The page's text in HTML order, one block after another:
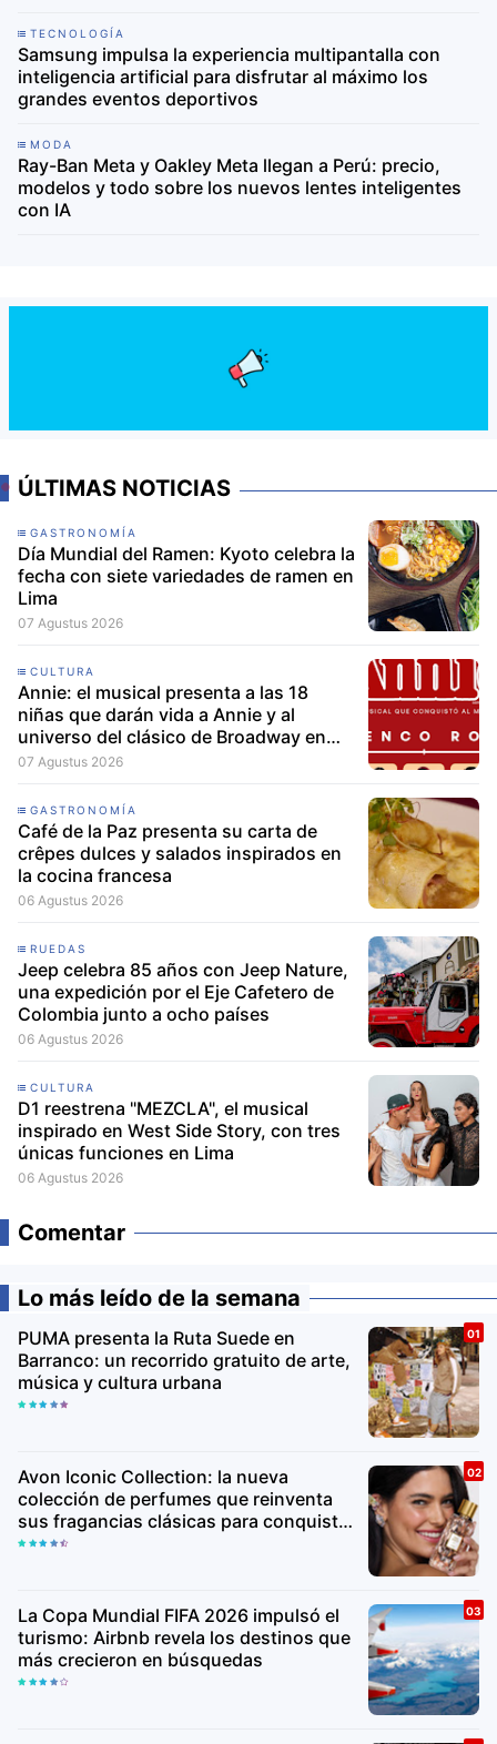
TECNOLOGÍA
Samsung impulsa la experiencia multipantalla con
inteligencia artificial para disfrutar al máximo los
grandes eventos deportivos
MODA
Ray-Ban Meta y Oakley Meta llegan a Perú: precio,
modelos y todo sobre los nuevos lentes inteligentes
con IA
ÚLTIMAS NOTICIAS
GASTRONOMÍA
Día Mundial del Ramen: Kyoto celebra la
fecha con siete variedades de ramen en
Lima
07 Agustus 2026
CULTURA
Annie: el musical presenta a las 18
niñas que darán vida a Annie y al
universo del clásico de Broadway en
Lima
07 Agustus 2026
GASTRONOMÍA
Café de la Paz presenta su carta de
crêpes dulces y salados inspirados en
la cocina francesa
06 Agustus 2026
RUEDAS
Jeep celebra 85 años con Jeep Nature,
una expedición por el Eje Cafetero de
Colombia junto a ocho países
06 Agustus 2026
CULTURA
D1 reestrena "MEZCLA", el musical
inspirado en West Side Story, con tres
únicas funciones en Lima
06 Agustus 2026
Comentar
Lo más leído de la semana
PUMA presenta la Ruta Suede en
Barranco: un recorrido gratuito de arte,
música y cultura urbana
Avon Iconic Collection: la nueva
colección de perfumes que reinventa
sus fragancias clásicas para conquistar
nuevas generaciones
La Copa Mundial FIFA 2026 impulsó el
turismo: Airbnb revela los destinos que
más crecieron en búsquedas